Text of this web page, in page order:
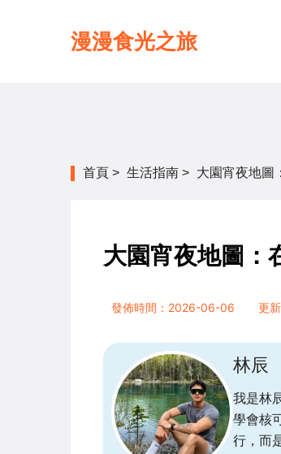
漫漫食光之旅
首頁 > 生活指南 > 大園宵夜地圖
大園宵夜地圖：
發佈時間：2026-06-06 更
林辰
我是林
學會核
行，而